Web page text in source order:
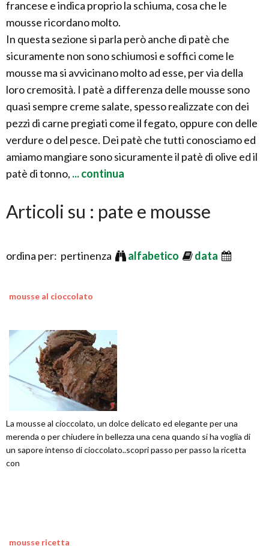
francese e indica proprio la schiuma, cosa che le
mousse ricordano molto.
In questa sezione si parla però anche di patè che
sicuramente non sono schiumosi e soffici come le
mousse ma si avvicinano molto ad esse, per via della
loro cremosità. I patè a differenza delle mousse sono
quasi sempre creme salate, spesso realizzate con dei
pezzi di carne pregiati come il fegato, oppure con delle
verdure o del pesce. Dei patè che tutti conosciamo ed
amiamo mangiare sono sicuramente il patè di olive ed il
patè di tonno, ... continua
Articoli su : pate e mousse
ordina per: pertinenza alfabetico data
mousse al cioccolato
La mousse al cioccolato, un dolce delicato ed elegante per una
merenda o per chiudere in bellezza una cena quando si ha voglia di
un sapore intenso di cioccolato..scopri passo per passo la ricetta
con
mousse ricetta